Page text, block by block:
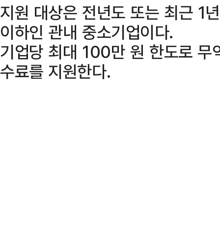
지원 대상은 전년도 또는 최근 1
이하인 관내 중소기업이다.
기업당 최대 100만 원 한도로 무
수료를 지원한다.